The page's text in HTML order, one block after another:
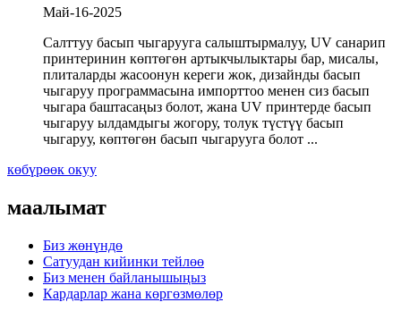
Май-16-2025
Салттуу басып чыгарууга салыштырмалуу, UV санарип
принтеринин көптөгөн артыкчылыктары бар, мисалы,
плиталарды жасоонун кереги жок, дизайнды басып
чыгаруу программасына импорттоо менен сиз басып
чыгара баштасаңыз болот, жана UV принтерде басып
чыгаруу ылдамдыгы жогору, толук түстүү басып
чыгаруу, көптөгөн басып чыгарууга болот ...
көбүрөөк окуу
маалымат
Биз жөнүндө
Сатуудан кийинки тейлөө
Биз менен байланышыңыз
Кардарлар жана көргөзмөлөр